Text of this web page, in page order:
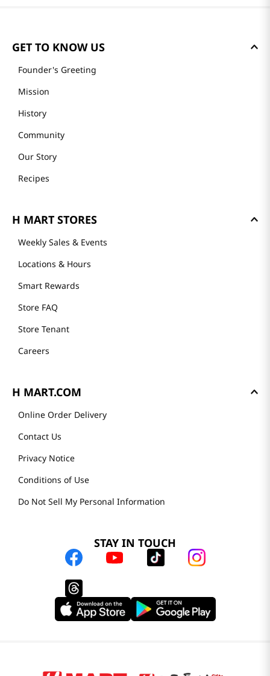
GET TO KNOW US
Founder's Greeting
Mission
History
Community
Our Story
Recipes
H MART STORES
Weekly Sales & Events
Locations & Hours
Smart Rewards
Store FAQ
Store Tenant
Careers
H MART.COM
Online Order Delivery
Contact Us
Privacy Notice
Conditions of Use
Do Not Sell My Personal Information
STAY IN TOUCH